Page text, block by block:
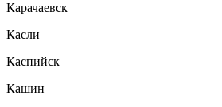
Карачаевск
Касли
Каспийск
Кашин